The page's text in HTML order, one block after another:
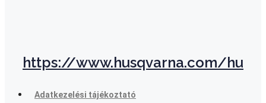
https://www.husqvarna.com/hu
Adatkezelési tájékoztató